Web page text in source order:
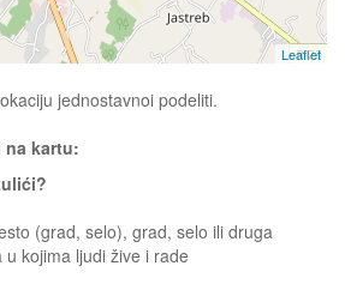
Leaflet
jednostavnoi podeliti.
kartu:
(grad, selo), grad, selo ili druga
kojima ljudi žive i rade